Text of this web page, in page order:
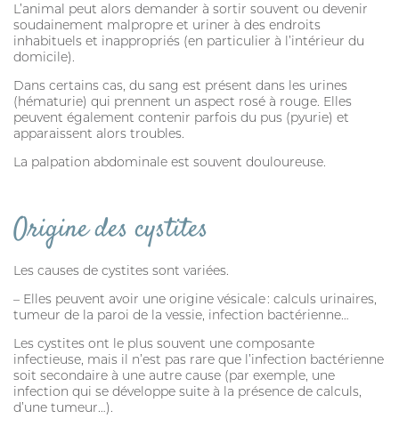
L’animal peut alors demander à sortir souvent ou devenir
soudainement malpropre et uriner à des endroits
inhabituels et inappropriés (en particulier à l’intérieur du
domicile).
Dans certains cas, du sang est présent dans les urines
(hématurie) qui prennent un aspect rosé à rouge. Elles
peuvent également contenir parfois du pus (pyurie) et
apparaissent alors troubles.
La palpation abdominale est souvent douloureuse.
Origine des cystites
Les causes de cystites sont variées.
– Elles peuvent avoir une origine vésicale : calculs urinaires,
tumeur de la paroi de la vessie, infection bactérienne…
Les cystites ont le plus souvent une composante
infectieuse, mais il n’est pas rare que l’infection bactérienne
soit secondaire à une autre cause (par exemple, une
infection qui se développe suite à la présence de calculs,
d’une tumeur…).